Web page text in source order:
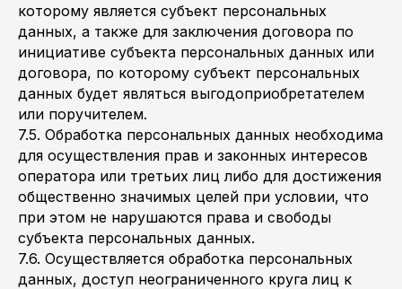
которому является субъект персональных
данных, а также для заключения договора по
инициативе субъекта персональных данных или
договора, по которому субъект персональных
данных будет являться выгодоприобретателем
или поручителем.
7.5. Обработка персональных данных необходима
для осуществления прав и законных интересов
оператора или третьих лиц либо для достижения
общественно значимых целей при условии, что
при этом не нарушаются права и свободы
субъекта персональных данных.
7.6. Осуществляется обработка персональных
данных, доступ неограниченного круга лиц к